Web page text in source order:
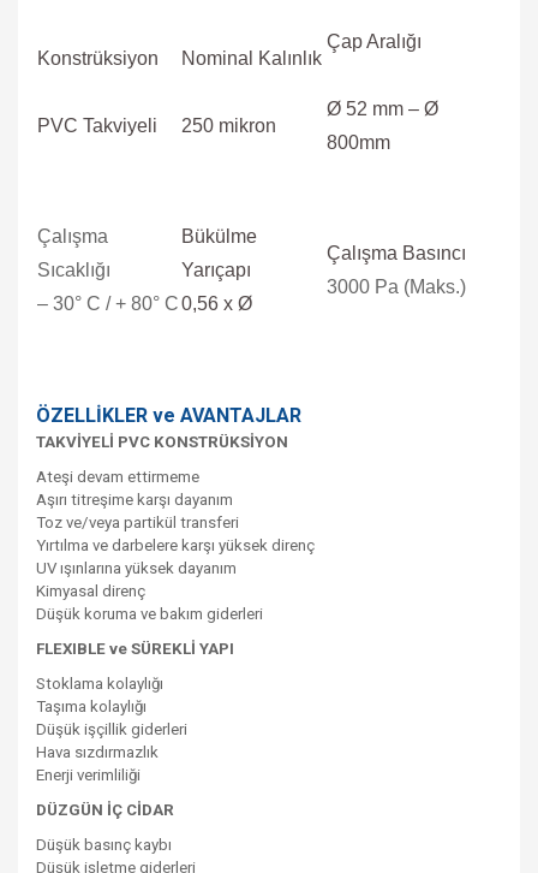
Konstrüksiyon
PVC Takviyeli
Nominal Kalınlık
250 mikron
Çap Aralığı
Ø 52 mm – Ø
800mm
Çalışma
Sıcaklığı
– 30° C / + 80° C
Bükülme
Yarıçapı
0,56 x Ø
Çalışma Basıncı
3000 Pa (Maks.)
ÖZELLİKLER ve AVANTAJLAR
TAKVİYELİ PVC KONSTRÜKSİYON
Ateşi devam ettirmeme
Aşırı titreşime karşı dayanım
Toz ve/veya partikül transferi
Yırtılma ve darbelere karşı yüksek direnç
UV ışınlarına yüksek dayanım
Kimyasal direnç
Düşük koruma ve bakım giderleri
FLEXIBLE ve SÜREKLİ YAPI
Stoklama kolaylığı
Taşıma kolaylığı
Düşük işçillik giderleri
Hava sızdırmazlık
Enerji verimliliği
DÜZGÜN İÇ CİDAR
Düşük basınç kaybı
Düşük işletme giderleri